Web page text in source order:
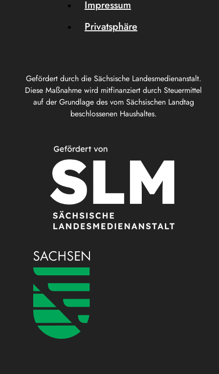
Gefördert durch die Sächsische Landesmedienanstalt.
Diese Maßnahme wird mitfinanziert durch Steuermittel
auf der Grundlage des vom Sächsischen Landtag
beschlossenen Haushaltes.
Impressum
Privatsphäre